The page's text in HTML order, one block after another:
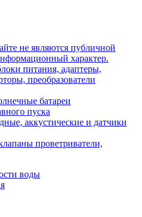
не являются публичной
характер.
питания, адаптеры,
преобразователи
батареи
пуска
аккустические и датчики
проветриватели,
воды